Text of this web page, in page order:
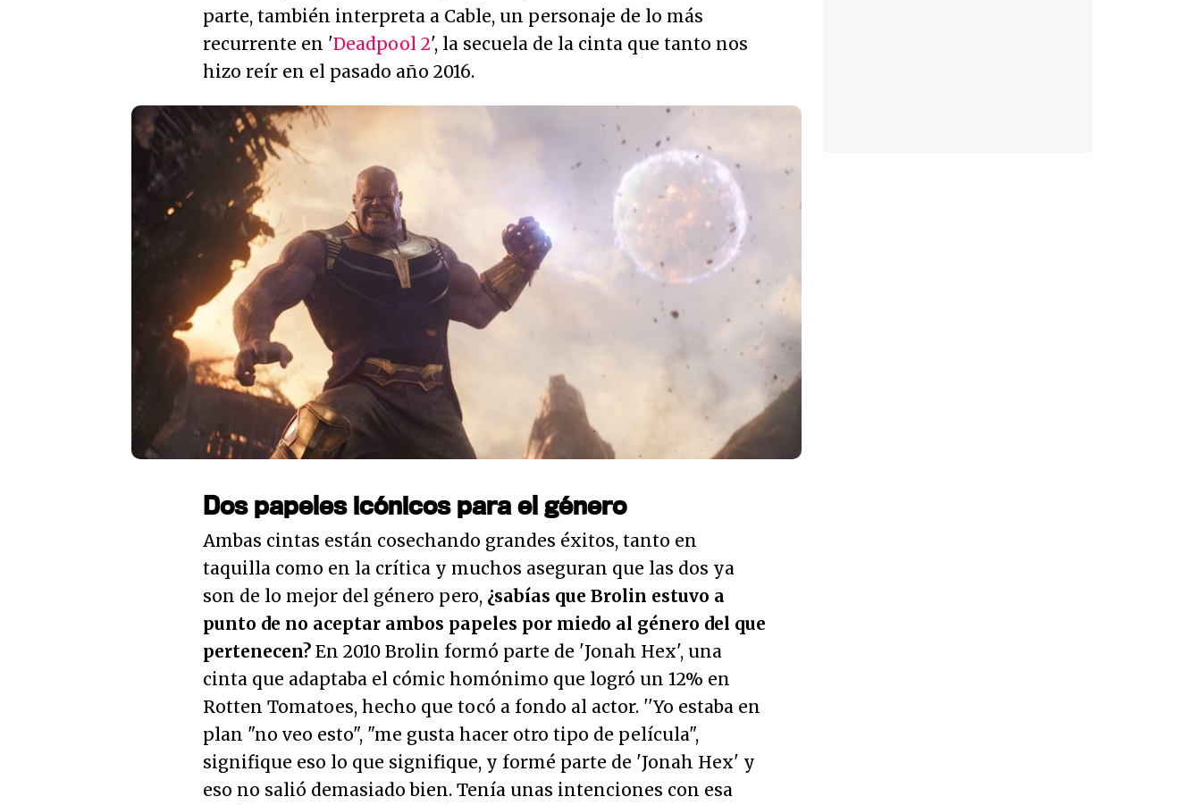
parte, también interpreta a Cable, un personaje de lo más
recurrente en 'Deadpool 2', la secuela de la cinta que tanto nos
hizo reír en el pasado año 2016.
Dos papeles icónicos para el género
Ambas cintas están cosechando grandes éxitos, tanto en
taquilla como en la crítica y muchos aseguran que las dos ya
son de lo mejor del género pero, ¿sabías que Brolin estuvo a
punto de no aceptar ambos papeles por miedo al género del que
pertenecen? En 2010 Brolin formó parte de 'Jonah Hex', una
cinta que adaptaba el cómic homónimo que logró un 12% en
Rotten Tomatoes, hecho que tocó a fondo al actor. ''Yo estaba en
plan "no veo esto", "me gusta hacer otro tipo de película",
signifique eso lo que signifique, y formé parte de 'Jonah Hex' y
eso no salió demasiado bien. Tenía unas intenciones con esa